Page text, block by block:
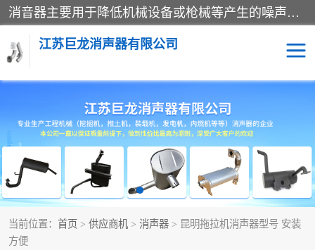
消音器主要用于降低机械设备或枪械等产生的噪声。它通过阻尼或增加排气面积来降低排气速度和功率，从而降低噪声。常见的消音器类型包括阻性消声器、抗性消声器、共振消声器以及阻抗复合式消声器等。这些消音器各有特点，适用于不同频率的噪声消除。
江苏巨龙消声器有限公司
当前位置： 首页 > 供应商机 > 消声器 > 昆明拖拉机消声器型号 安装
方便
消声器